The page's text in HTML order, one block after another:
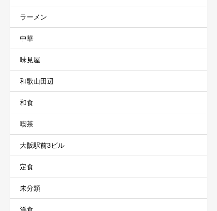
ラーメン
中華
味見屋
和歌山田辺
和食
喫茶
大阪駅前3ビル
定食
未分類